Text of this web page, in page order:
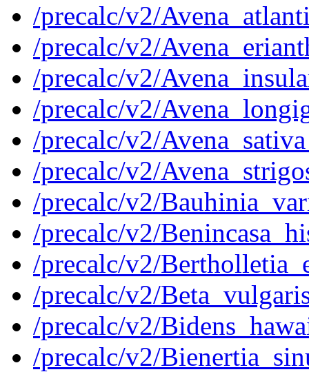
/precalc/v2/
/precalc/v2/
/precalc/v2/
/precalc/v2/
/precalc/v2/
/precalc/v2/
/precalc/v2/
/precalc/v2/
/precalc/v2/
/precalc/v2/
/precalc/v2/
/precalc/v2/